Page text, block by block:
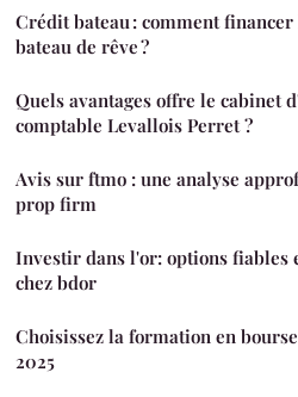
Crédit bateau : comment
bateau de rêve ?
Quels avantages offre le cabinet
comptable Levallois Perret ?
Avis sur ftmo : une analyse
prop firm
Investir dans l'or: options fiables
chez bdor
Choisissez la formation en
2025